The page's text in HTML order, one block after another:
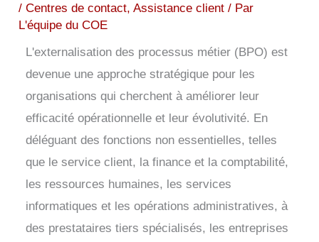
/Centres de contact,Assistance client / Par
L'équipe du COE
L'externalisation des processus métier (BPO) est
devenue une approche stratégique pour les
organisations qui cherchent à améliorer leur
efficacité opérationnelle et leur évolutivité. En
déléguant des fonctions non essentielles, telles
que le service client, la finance et la comptabilité,
les ressources humaines, les services
informatiques et les opérations administratives, à
des prestataires tiers spécialisés, les entreprises